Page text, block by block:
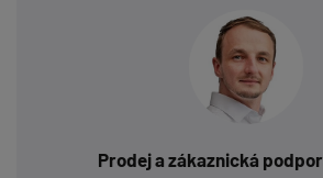
Prodej a zákaznická